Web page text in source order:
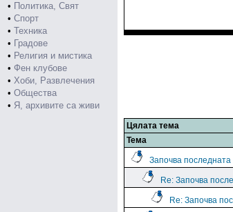
• Политика, Свят
• Спорт
• Техника
• Градове
• Религия и мистика
• Фен клубове
• Хоби, Развлечения
• Общества
• Я, архивите са живи
Цялата тема
Тема
Започва
Re: Започва
Re: Започва